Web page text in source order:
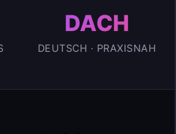
DACH
DEUTSCH · PRAXISNAH